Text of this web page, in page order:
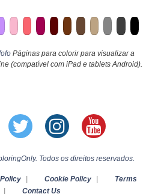
Páginas para colorir para visualizar a
(compatível com iPad e tablets Android).
Todos os direitos reservados.
Cookie Policy
Terms
Contact Us